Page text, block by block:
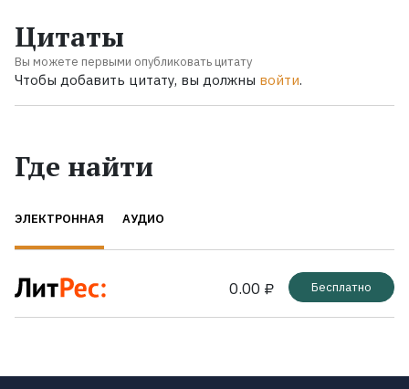
Цитаты
Вы можете первыми опубликовать цитату
Чтобы добавить цитату, вы должны войти.
Где найти
ЭЛЕКТРОННАЯ АУДИО
0.00 ₽ Бесплатно